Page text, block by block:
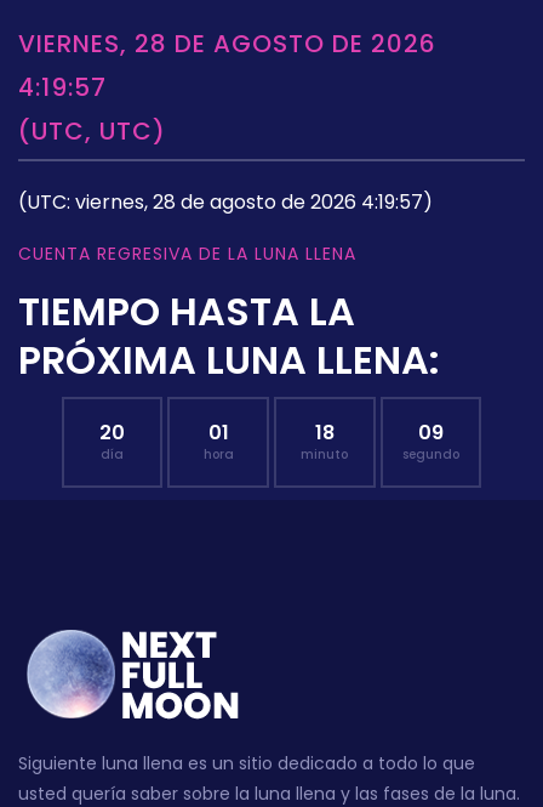
VIERNES, 28 DE AGOSTO DE 2026
4:19:57
(UTC, UTC)
(UTC: viernes, 28 de agosto de 2026 4:19:57)
CUENTA REGRESIVA DE LA LUNA LLENA
TIEMPO HASTA LA
PRÓXIMA LUNA LLENA:
20
día
01
hora
18
minuto
08
segundo
Siguiente luna llena es un sitio dedicado a todo lo que
usted quería saber sobre la luna llena y las fases de la luna.